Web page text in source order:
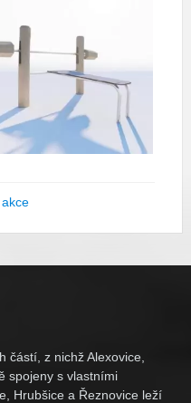
částí, z nichž Alexovice,
spojeny s vlastními
Hrubšice a Řeznovice leží